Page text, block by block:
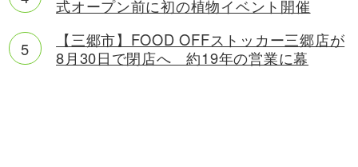
式オープン前に初の植物イベント開催
【三郷市】FOOD OFFストッカー三郷店が
8月30日で閉店へ 約19年の営業に幕